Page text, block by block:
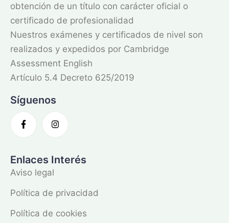
obtención de un título con carácter oficial o
certificado de profesionalidad
Nuestros exámenes y certificados de nivel son
realizados y expedidos por Cambridge
Assessment English
Artículo 5.4 Decreto 625/2019
Síguenos
Enlaces Interés
Aviso legal
Política de privacidad
Política de cookies